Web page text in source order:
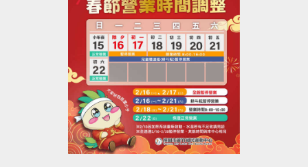
還能感受滿滿的鼓勵與心意
-洽詢專線：03-2639066 #112
-官網 :
https://www.lzsports.com.tw/zh_TW/news/pageID/1/
-FB : 桃園市蘆竹國民運動中心
-IG : @luzhusports